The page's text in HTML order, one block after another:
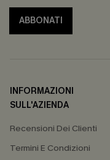
ABBONATI
INFORMAZIONI
SULL'AZIENDA
Recensioni Dei Clienti
Termini E Condizioni